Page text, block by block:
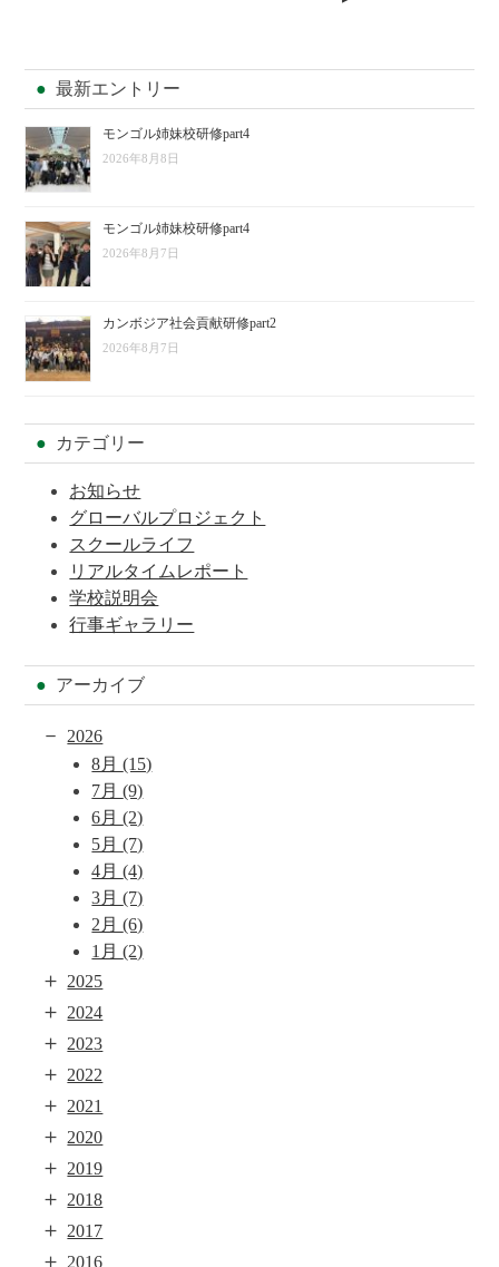
最新エントリー
モンゴル姉妹校研修part4
2026年8月8日
モンゴル姉妹校研修part4
2026年8月7日
カンボジア社会貢献研修part2
2026年8月7日
カテゴリー
お知らせ
グローバルプロジェクト
スクールライフ
リアルタイムレポート
学校説明会
行事ギャラリー
アーカイブ
－
2026
8月(15)
7月(9)
6月(2)
5月(7)
4月(4)
3月(7)
2月(6)
1月(2)
＋ 2025
＋ 2024
＋ 2023
＋ 2022
＋ 2021
＋ 2020
＋ 2019
＋ 2018
＋ 2017
＋ 2016